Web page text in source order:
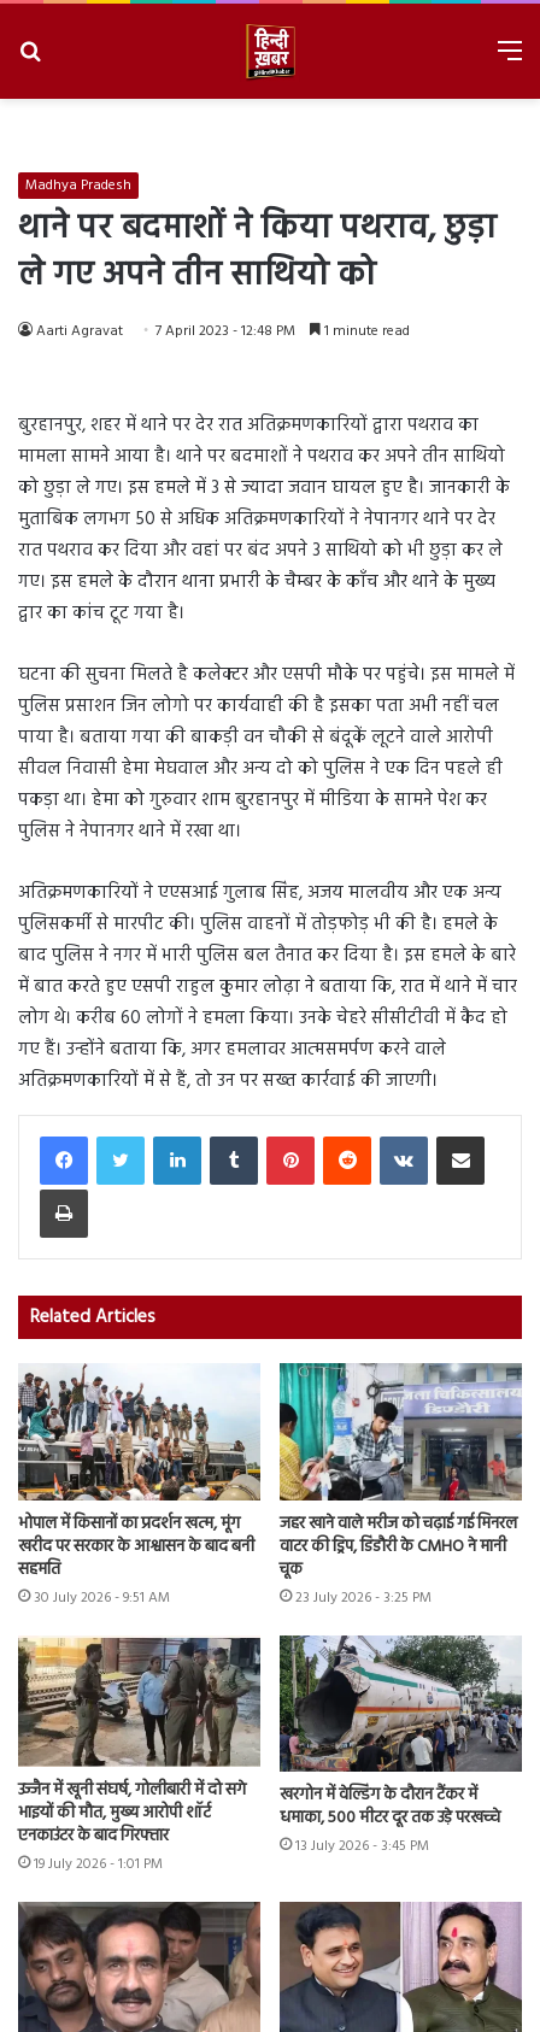
Madhya Pradesh
थाने पर बदमाशों ने किया पथराव, छुड़ा
ले गए अपने तीन साथियो को
Aarti Agravat 7 April 2023 - 12:48 PM 1 minute read
बुरहानपुर, शहर में थाने पर देर रात अतिक्रमणकारियों द्वारा पथराव का
मामला सामने आया है। थाने पर बदमाशों ने पथराव कर अपने तीन साथियो
को छुड़ा ले गए। इस हमले में 3 से ज्यादा जवान घायल हुए है। जानकारी के
मुताबिक लगभग 50 से अधिक अतिक्रमणकारियों ने नेपानगर थाने पर देर
रात पथराव कर दिया और वहां पर बंद अपने 3 साथियो को भी छुड़ा कर ले
गए। इस हमले के दौरान थाना प्रभारी के चैम्बर के काँच और थाने के मुख्य
द्वार का कांच टूट गया है।
घटना की सुचना मिलते है कलेक्टर और एसपी मौके पर पहुंचे। इस मामले में
पुलिस प्रसाशन जिन लोगो पर कार्यवाही की है इसका पता अभी नहीं चल
पाया है। बताया गया की बाकड़ी वन चौकी से बंदूकें लूटने वाले आरोपी
सीवल निवासी हेमा मेघवाल और अन्य दो को पुलिस ने एक दिन पहले ही
पकड़ा था। हेमा को गुरुवार शाम बुरहानपुर में मीडिया के सामने पेश कर
पुलिस ने नेपानगर थाने में रखा था।
अतिक्रमणकारियों ने एएसआई गुलाब सिंह, अजय मालवीय और एक अन्य
पुलिसकर्मी से मारपीट की। पुलिस वाहनों में तोड़फोड़ भी की है। हमले के
बाद पुलिस ने नगर में भारी पुलिस बल तैनात कर दिया है। इस हमले के बारे
में बात करते हुए एसपी राहुल कुमार लोढ़ा ने बताया कि, रात में थाने में चार
लोग थे। करीब 60 लोगों ने हमला किया। उनके चेहरे सीसीटीवी में कैद हो
गए हैं। उन्होंने बताया कि, अगर हमलावर आत्मसमर्पण करने वाले
अतिक्रमणकारियों में से हैं, तो उन पर सख्त कार्रवाई की जाएगी।
LinkedInTumblr PinterestReddit VKontakteShare via Email
Print
Related Articles
भोपाल में किसानों का प्रदर्शन खत्म, मूंग
खरीद पर सरकार के आश्वासन के बाद बनी
सहमति
30 July 2026 - 9:51 AM
जहर खाने वाले मरीज को चढ़ाई गई मिनरल
वाटर की ड्रिप, डिंडौरी के CMHO ने मानी
चूक
23 July 2026 - 3:25 PM
उज्जैन में खूनी संघर्ष, गोलीबारी में दो सगे
भाइयों की मौत, मुख्य आरोपी शॉर्ट
एनकाउंटर के बाद गिरफ्तार
19 July 2026 - 1:01 PM
खरगोन में वेल्डिंग के दौरान टैंकर में
धमाका, 500 मीटर दूर तक उड़े परखच्चे
13 July 2026 - 3:45 PM